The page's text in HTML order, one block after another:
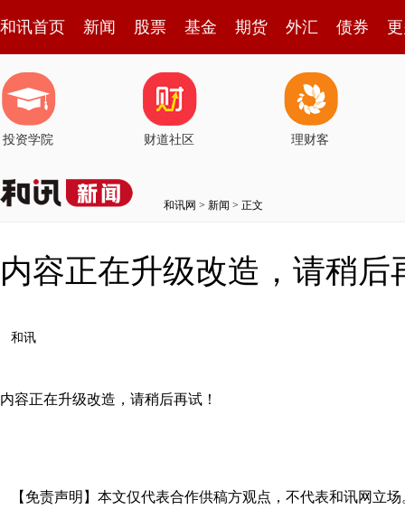
和讯首页 新闻 股票 基金 期货 外汇 债券
投资学院 财道社区 理财客
和讯网 > 新闻 > 正文
内容正在升级改造，请稍后
和讯
内容正在升级改造，请稍后再试！
【免责声明】本文仅代表合作供稿方观点，不代表和讯网立